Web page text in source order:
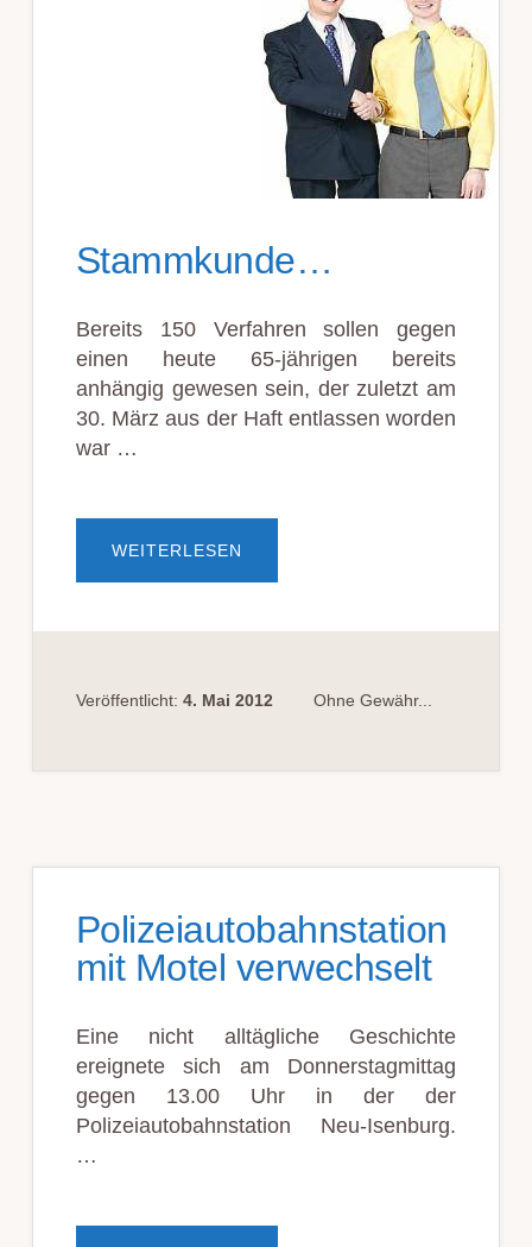
Stammkunde…
Bereits 150 Verfahren sollen gegen
einen heute 65-jährigen bereits
anhängig gewesen sein, der zuletzt am
30. März aus der Haft entlassen worden
war …
WEITERLESEN
Veröffentlicht: 4. Mai 2012 Ohne Gewähr...
Polizeiautobahnstation
mit Motel verwechselt
Eine nicht alltägliche Geschichte
ereignete sich am Donnerstagmittag
gegen 13.00 Uhr in der der
Polizeiautobahnstation Neu-Isenburg.
…